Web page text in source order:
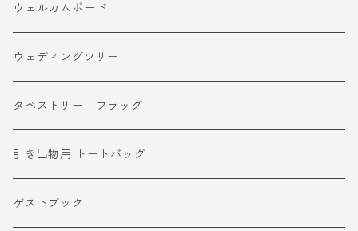
ウェルカムボード
ウェディングツリー
タペストリー フラッグ
引き出物用 トートバッグ
ゲストブック